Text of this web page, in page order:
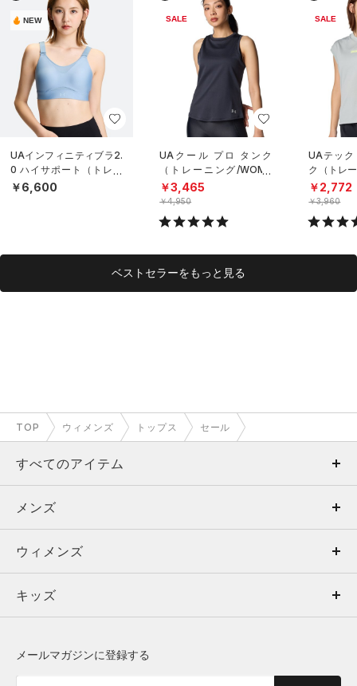
NEW
UAインフィニティブラ2.
0 ハイサポート（トレー
ニング/WOMEN）
￥6,600
SALE
UAクール プロ タンク
（トレーニング/WOME
N）
￥3,465
￥4,950
SALE
UAテック
ク（トレ
N）
￥2,772
￥3,960
ベストセラーをもっと見る
TOP ウィメンズ トップス セール
すべてのアイテム
メンズ
ウィメンズ
キッズ
メンズ
トップス
ボトムス
ウィメンズ
トップス
キッズ
メールマガジンに登録する